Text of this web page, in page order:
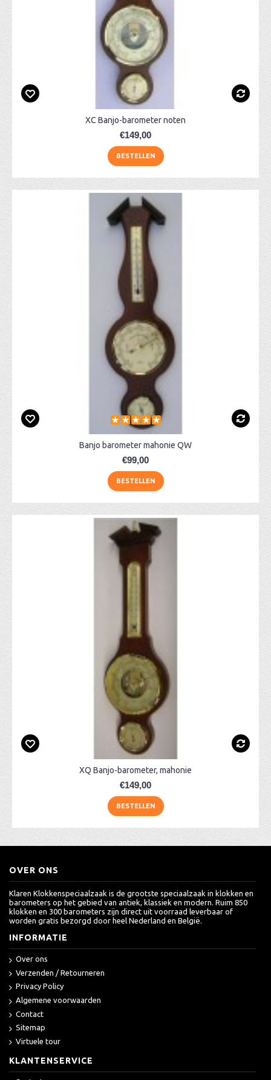
XC Banjo-barometer noten
€149,00
BESTELLEN
Banjo barometer mahonie QW
€99,00
BESTELLEN
XQ Banjo-barometer, mahonie
€149,00
BESTELLEN
OVER ONS
Klaren Klokkenspeciaalzaak is de grootste speciaalzaak in klokken en
barometers op het gebied van antiek, klassiek en modern. Ruim 850
klokken en 300 barometers zijn direct uit voorraad leverbaar of
worden gratis bezorgd door heel Nederland en België.
INFORMATIE
Over ons
Verzenden / Retourneren
Privacy Policy
Algemene voorwaarden
Contact
Sitemap
Virtuele tour
KLANTENSERVICE